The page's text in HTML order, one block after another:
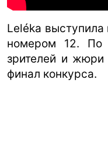
Leléka
номером 12. По
зрителей и
финал конкурса.